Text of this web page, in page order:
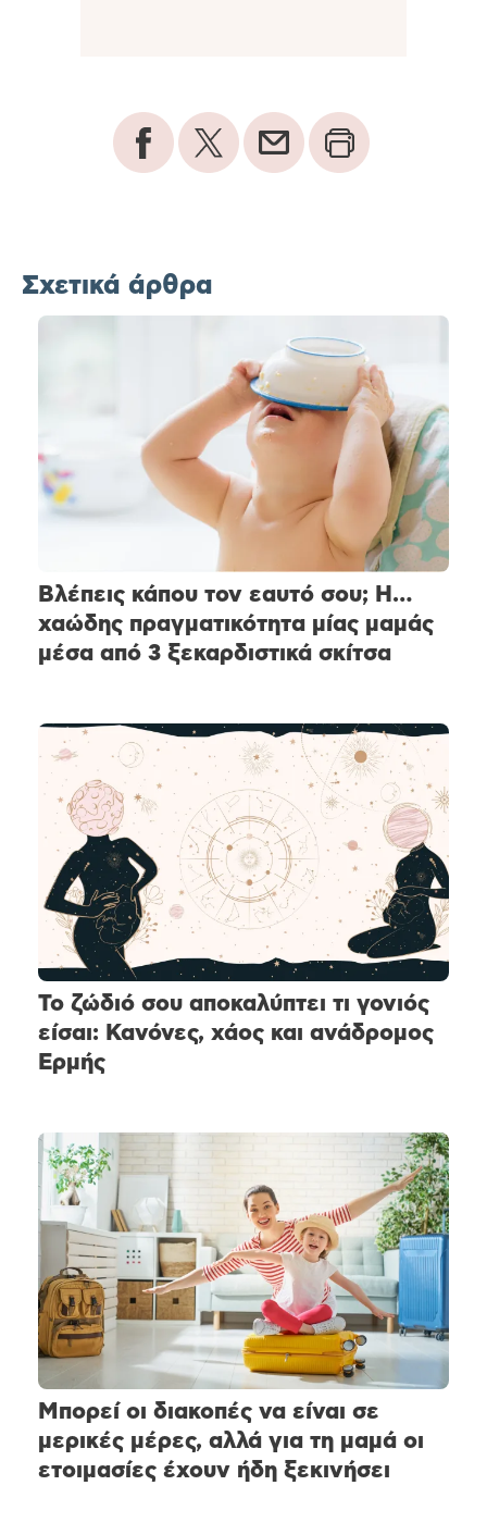
Σχετικά άρθρα
Βλέπεις κάπου τον εαυτό σου; Η…
χαώδης πραγματικότητα μίας μαμάς
μέσα από 3 ξεκαρδιστικά σκίτσα
Το ζώδιό σου αποκαλύπτει τι γονιός
είσαι: Κανόνες, χάος και ανάδρομος
Ερμής
Μπορεί οι διακοπές να είναι σε
μερικές μέρες, αλλά για τη μαμά οι
ετοιμασίες έχουν ήδη ξεκινήσει